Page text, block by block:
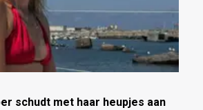
schudt met haar heupjes aan